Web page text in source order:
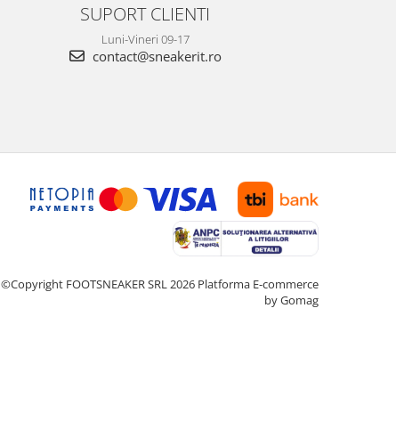
SUPORT CLIENTI
Luni-Vineri 09-17
contact@sneakerit.ro
©Copyright FOOTSNEAKER SRL 2026 Platforma E-commerce
by Gomag